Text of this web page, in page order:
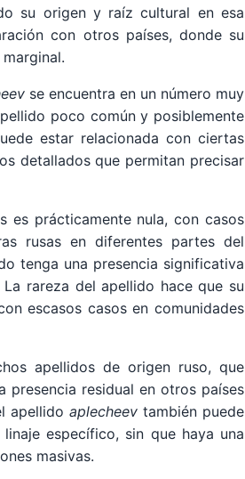
su origen y raíz cultural en esa
con otros países, donde su
se encuentra en un número muy
poco común y posiblemente
estar relacionada con ciertas
detallados que permitan precisar
es prácticamente nula, con casos
rusas en diferentes partes del
tenga una presencia significativa
rareza del apellido hace que su
escasos casos en comunidades
apellidos de origen ruso, que
presencia residual en otros países
apellidoaplecheev también puede
específico, sin que haya una
masivas.